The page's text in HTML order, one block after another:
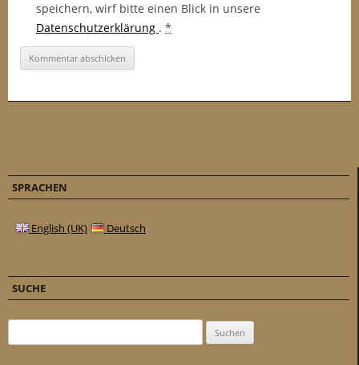
speichern, wirf bitte einen Blick in unsere
Datenschutzerklärung . *
SPRACHEN
English (UK) Deutsch
SUCHE